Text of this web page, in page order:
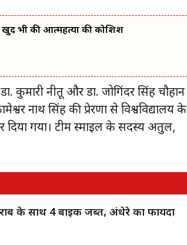
खुद भी की आत्महत्या की कोशिश
कुमारी नीतू और डा. जोगिंदर सिंह चौहान
नाथ सिंह की प्रेरणा से विश्वविद्यालय के
दिया गया। टीम स्माइल के सदस्य अतुल,
के साथ 4 बाइक जब्त, अंधेरे का फायदा